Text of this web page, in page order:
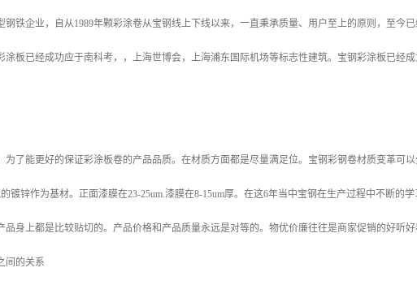
铁企业，自从1989年颗彩涂卷从宝钢线上下线以来，一直秉承质量、用户至上的原则，至今
板已经成功应于南科考，，上海世博会，上海浦东国际机场等标志性建筑。宝钢彩涂板已经
了能更好的保证彩涂板卷的产品品质。在材质方面都是尽量满足位。宝钢彩钢卷材质变革可
镀锌作为基材。正面漆膜在23-25um.漆膜在8-15um厚。在这6年当中宝钢在生产过程中不断的学
身上都是比较贴切的。产品价格和产品质量永远是对等的。物优价廉往往是商家促销的好听好
间的关系